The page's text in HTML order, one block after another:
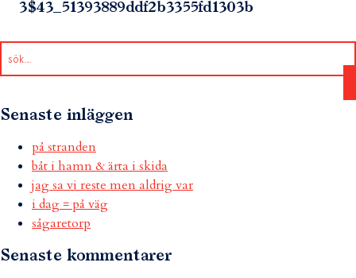
3$43_51393889ddf2b3355fd1303b
Senaste inläggen
på stranden
båt i hamn & ärta i skida
jag sa vi reste men aldrig var
i dag = på väg
sågaretorp
Senaste kommentarer